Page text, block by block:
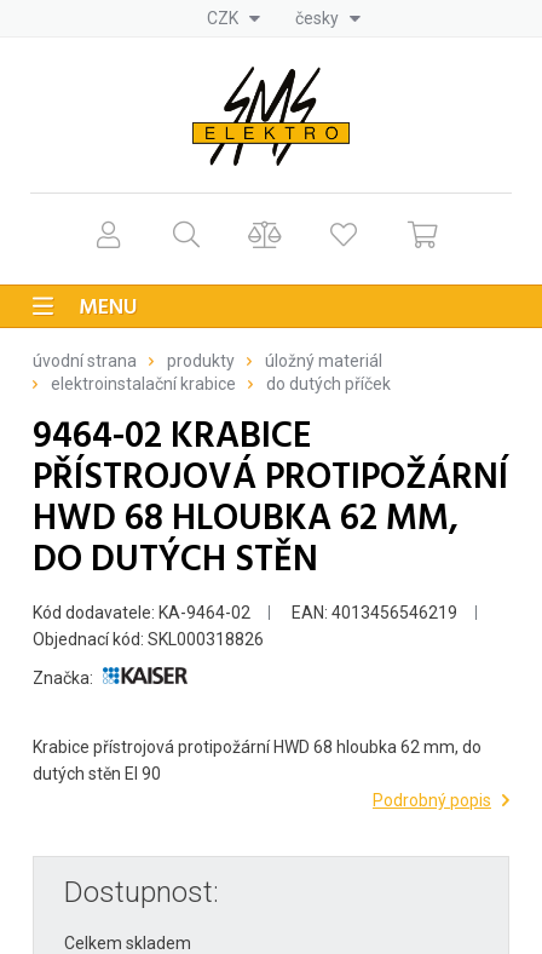
CZK česky
MENU
úvodní strana produkty
úložný materiál
elektroinstalační krabice
do dutých příček
9464-02 KRABICE
PŘÍSTROJOVÁ PROTIPOŽÁRNÍ
HWD 68 HLOUBKA 62 MM,
DO DUTÝCH STĚN
Kód dodavatele: KA-9464-02
EAN: 4013456546219
Objednací kód: SKL000318826
Značka:
Krabice přístrojová protipožární HWD 68 hloubka 62 mm, do
dutých stěn EI 90
Podrobný popis
Dostupnost:
Celkem skladem